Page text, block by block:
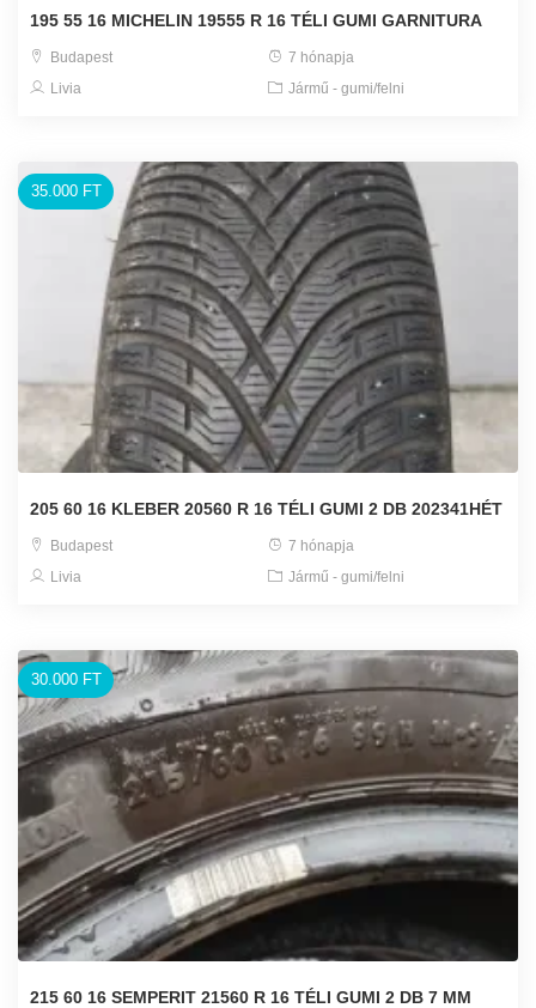
195 55 16 MICHELIN 19555 R 16 TÉLI GUMI GARNITURA
Budapest
7 hónapja
Livia
Jármű - gumi/felni
35.000 FT
205 60 16 KLEBER 20560 R 16 TÉLI GUMI 2 DB 202341HÉT
Budapest
7 hónapja
Livia
Jármű - gumi/felni
30.000 FT
215 60 16 SEMPERIT 21560 R 16 TÉLI GUMI 2 DB 7 MM